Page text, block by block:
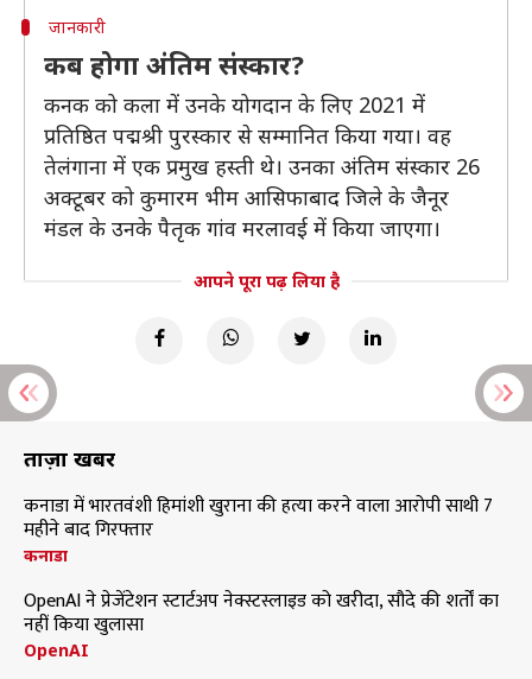
जानकारी
कब होगा अंतिम संस्कार?
कनक को कला में उनके योगदान के लिए 2021 में
प्रतिष्ठित पद्मश्री पुरस्कार से सम्मानित किया गया। वह
तेलंगाना में एक प्रमुख हस्ती थे। उनका अंतिम संस्कार 26
अक्टूबर को कुमारम भीम आसिफाबाद जिले के जैनूर
मंडल के उनके पैतृक गांव मरलावई में किया जाएगा।
आपने पूरा पढ़ लिया है
ताज़ा खबरें
कनाडा में भारतवंशी हिमांशी खुराना की हत्या करने वाला आरोपी साथी 7
महीने बाद गिरफ्तार
कनाडा
OpenAI ने प्रेजेंटेशन स्टार्टअप नेक्स्टस्लाइड को खरीदा, सौदे की शर्तों का
नहीं किया खुलासा
OpenAI